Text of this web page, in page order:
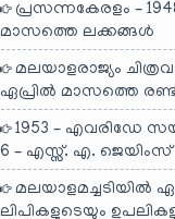
പ്രസന്നകേരളം –
മാസത്തെ ലക്കങ്ങൾ
മലയാളരാജ്യം
ഏപ്രിൽ മാസത്തെ
1953 – എവരിഡേ
6 – എസ്സ്. എ. ജെയിംസ്
മലയാളമച്ചടിയിൽ
ലിപികളുടെയും